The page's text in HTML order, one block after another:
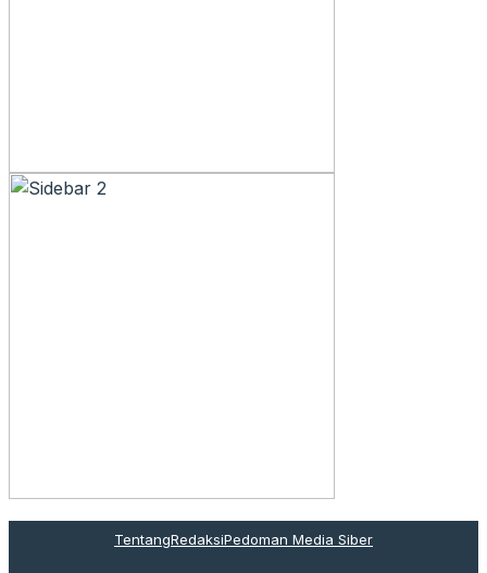
TentangRedaksiPedoman Media Siber